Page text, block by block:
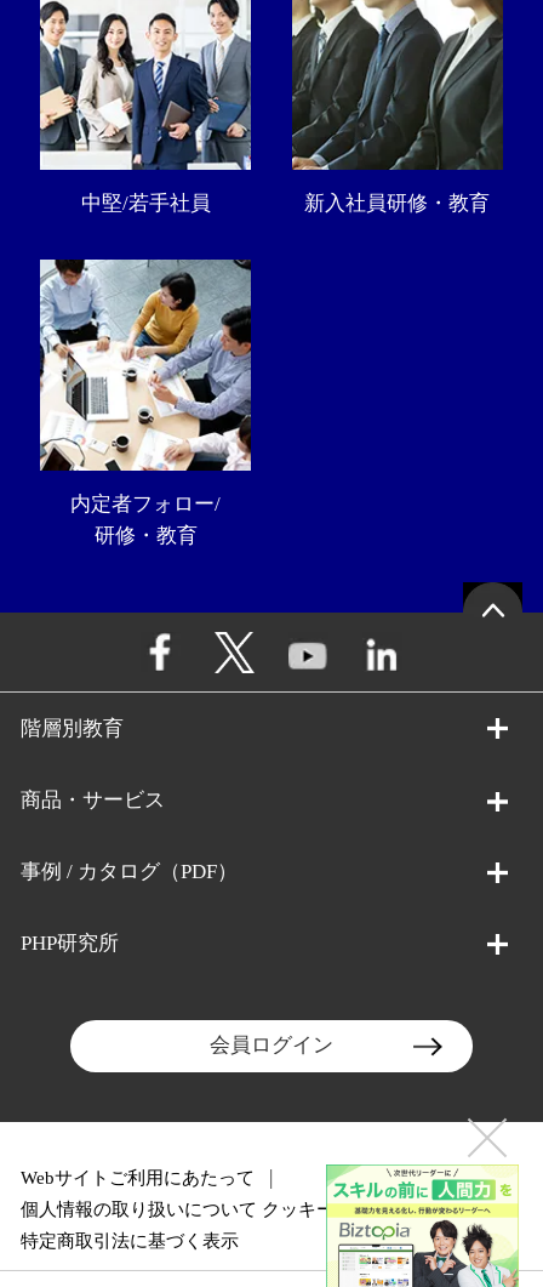
中堅/若手社員 新入社員研修・教育
内定者フォロー/
研修・教育
階層別教育
商品・サービス
事例 / カタログ（PDF）
PHP研究所
会員ログイン
Webサイトご利用にあたって
個人情報の取り扱いについて クッキーポリシー
特定商取引法に基づく表示